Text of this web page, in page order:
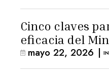
Cinco claves
eficacia del
mayo 22, 2026 |